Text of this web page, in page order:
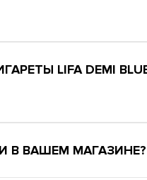
LIFA DEMI
В ВАШЕМ МАГАЗИНЕ?